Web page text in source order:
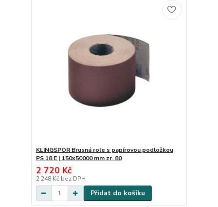
KLINGSPOR Brusná role s papírovou podložkou
PS 18 E | 150x50000 mm zr. 80
2 720 Kč
2 248 Kč bez DPH
Přidat do košíku